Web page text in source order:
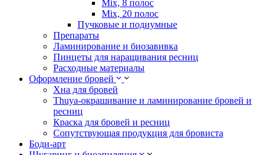
Mix, 8 полос
Mix, 20 полос
Пучковые и подиумные
Препараты
Ламинирование и биозавивка
Пинцеты для наращивания ресниц
Расходные материалы
Оформление бровей
Хна для бровей
Thuya-окрашивание и ламинирование бровей и
ресниц
Краска для бровей и ресниц
Сопутствующая продукция для бровиста
Боди-арт